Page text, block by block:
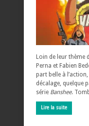
Loin de leur thème
Perna et Fabien
part belle à
décalage, quelque
série Banshee.
Lire la suite